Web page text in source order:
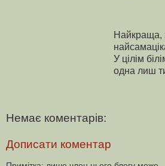
Найкраща,
У цілім
одна лиш
Немає коментарів:
Дописати коментар